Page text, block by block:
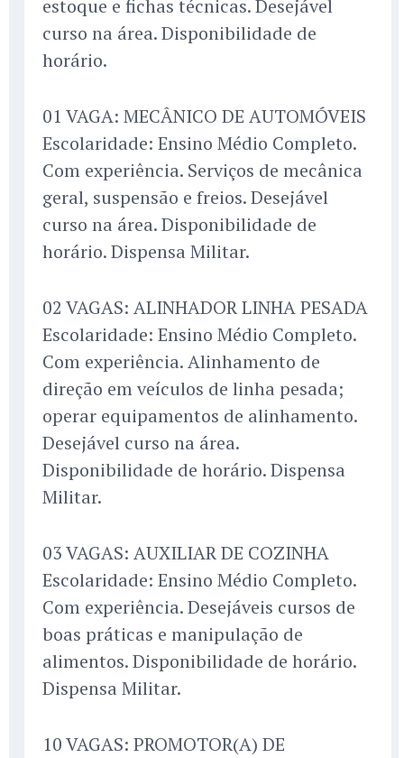
estoque e fichas técnicas. Desejável
curso na área. Disponibilidade de
horário.
01 VAGA: MECÂNICO DE AUTOMÓVEIS
Escolaridade: Ensino Médio Completo.
Com experiência. Serviços de mecânica
geral, suspensão e freios. Desejável
curso na área. Disponibilidade de
horário. Dispensa Militar.
02 VAGAS: ALINHADOR LINHA PESADA
Escolaridade: Ensino Médio Completo.
Com experiência. Alinhamento de
direção em veículos de linha pesada;
operar equipamentos de alinhamento.
Desejável curso na área.
Disponibilidade de horário. Dispensa
Militar.
03 VAGAS: AUXILIAR DE COZINHA
Escolaridade: Ensino Médio Completo.
Com experiência. Desejáveis cursos de
boas práticas e manipulação de
alimentos. Disponibilidade de horário.
Dispensa Militar.
10 VAGAS: PROMOTOR(A) DE